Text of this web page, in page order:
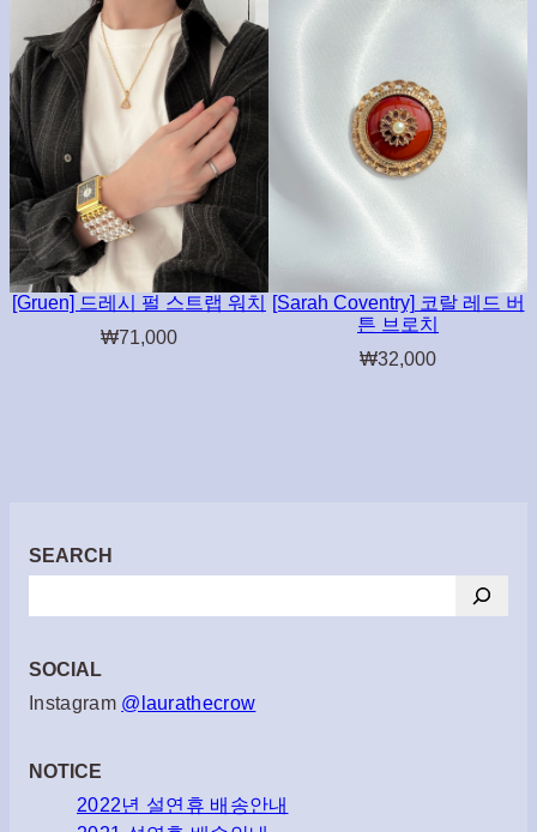
[Gruen] 드레시 펄 스트랩 워치
₩71,000
[Sarah Coventry] 코랄 레드 버
튼 브로치
₩32,000
SEARCH
색
SOCIAL
Instagram @laurathecrow
NOTICE
2022년 설연휴 배송안내